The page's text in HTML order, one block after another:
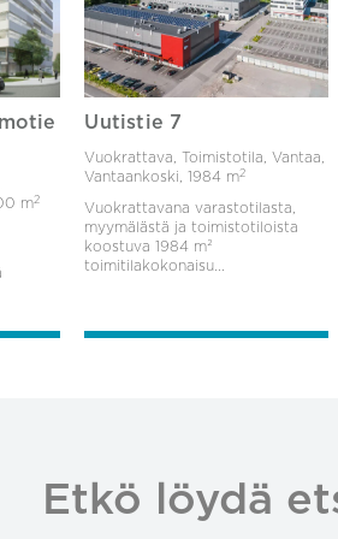
m2
Uutistie 7
Vuokrattava, Toimistotila, Vantaa,
Vantaankoski,1984 m2
Vuokrattavana varastotilasta,
myymälästä ja toimistotiloista
koostuva 1984 m²
toimitilakokonaisu...
Etkö löydä